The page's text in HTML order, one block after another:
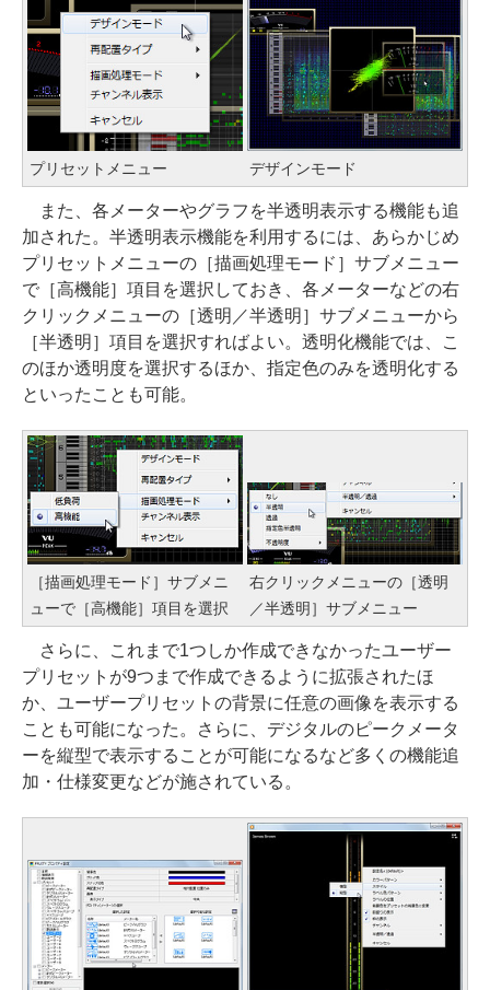
プリセットメニュー デザインモード
また、各メーターやグラフを半透明表示する機能も追
加された。半透明表示機能を利用するには、あらかじめ
プリセットメニューの［描画処理モード］サブメニュー
で［高機能］項目を選択しておき、各メーターなどの右
クリックメニューの［透明／半透明］サブメニューから
［半透明］項目を選択すればよい。透明化機能では、こ
のほか透明度を選択するほか、指定色のみを透明化する
といったことも可能。
［描画処理モード］サブメニ
ューで［高機能］項目を選択
右クリックメニューの［透明
／半透明］サブメニュー
さらに、これまで1つしか作成できなかったユーザー
プリセットが9つまで作成できるように拡張されたほ
か、ユーザープリセットの背景に任意の画像を表示する
ことも可能になった。さらに、デジタルのピークメータ
ーを縦型で表示することが可能になるなど多くの機能追
加・仕様変更などが施されている。